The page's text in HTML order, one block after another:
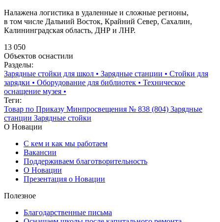
Налажена логистика в удаленные и сложные регионы,
в том числе Дальний Восток, Крайний Север, Сахалин,
Калининградская область, ДНР и ЛНР.
13 050
Объектов оснастили
Разделы:
Зарядные стойки для школ • Зарядные станции • Стойки для
зарядки • Оборудование для библиотек • Техническое
оснащение музея •
Теги:
Товар по Приказу Минпросвещения № 838 (804) Зарядные
станции Зарядные стойки
О Новации
С кем и как мы работаем
Вакансии
Поддерживаем благотворительность
О Новации
Презентация о Новации
Полезное
Благодарственные письма